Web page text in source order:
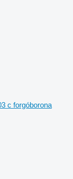
c forgóborona